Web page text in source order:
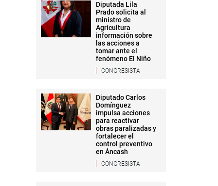
Diputada Lila
Prado solicita al
ministro de
Agricultura
información sobre
las acciones a
tomar ante el
fenómeno El Niño
CONGRESISTA
Diputado Carlos
Domínguez
impulsa acciones
para reactivar
obras paralizadas y
fortalecer el
control preventivo
en Áncash
CONGRESISTA